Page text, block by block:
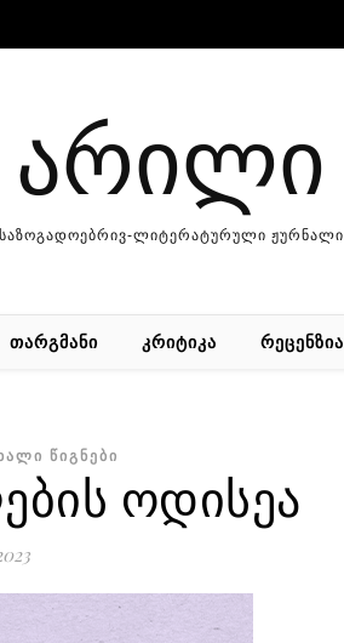
არილი
საზოგადოებრივ-ლიტერატურული ჟურნალი
ᲗᲐᲠᲒᲛᲐᲜᲘ ᲙᲠᲘᲢᲘᲙᲐ ᲠᲔᲪᲔᲜᲖᲘᲐ
ᲬᲘᲒᲜᲔᲑᲘ
ოდისეა